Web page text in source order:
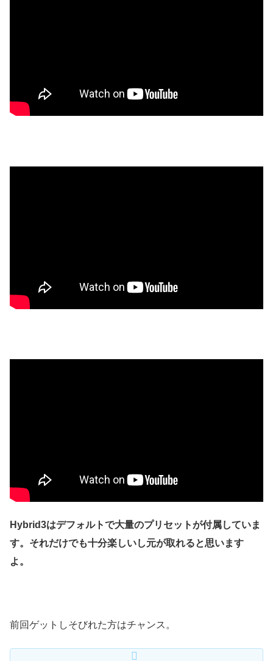
Hybrid3はデフォルトで大量のプリセットが付属していま
す。それだけでも十分楽しいし元が取れると思います
よ。
前回ゲットしそびれた方はチャンス。